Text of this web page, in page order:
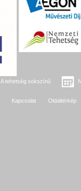
A tehetség sokszínű
Kapcsolat Oldaltérkép